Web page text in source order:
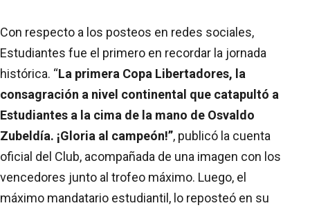
Con respecto a los posteos en redes sociales,
Estudiantes fue el primero en recordar la jornada
histórica. “La primera Copa Libertadores, la
consagración a nivel continental que catapultó a
Estudiantes a la cima de la mano de Osvaldo
Zubeldía. ¡Gloria al campeón!”, publicó la cuenta
oficial del Club, acompañada de una imagen con los
vencedores junto al trofeo máximo. Luego, el
máximo mandatario estudiantil, lo reposteó en su